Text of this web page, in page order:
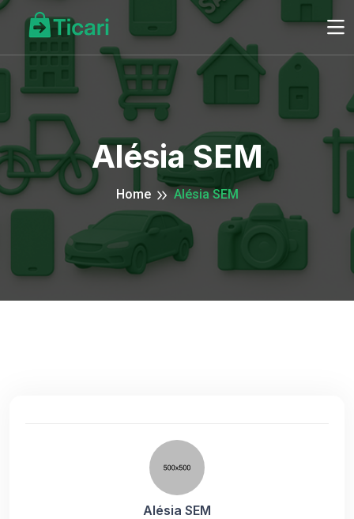
Alésia SEM
Home Alésia SEM
Alésia SEM